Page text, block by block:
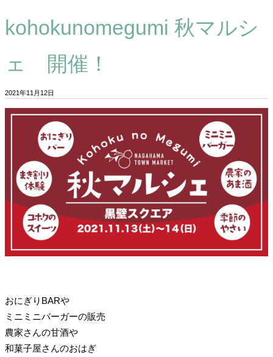
kohokunomegumi 秋マルシ
ェ 開催！
2021年11月12日
おにぎりBARや
ミニミニバーガーの販売
農家さんの甘酒や
和菓子屋さんのおはぎ